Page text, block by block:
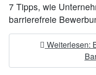
7 Tipps, wie
barrierefreie
Weiterlesen: